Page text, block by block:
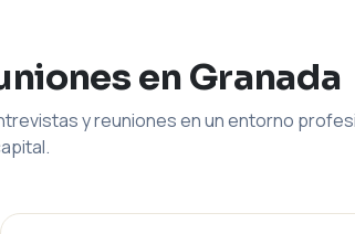
en Granada
y reuniones en un entorno